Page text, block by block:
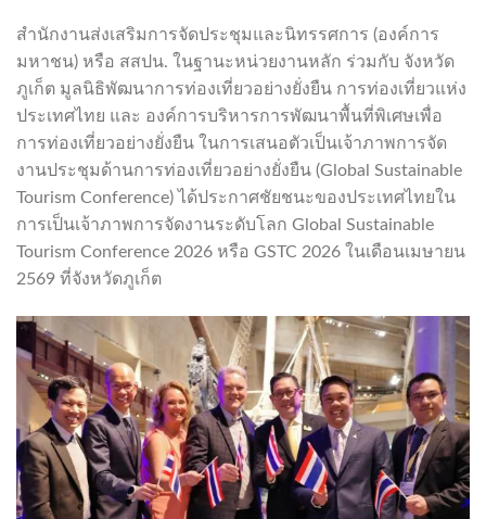
สำนักงานส่งเสริมการจัดประชุมและนิทรรศการ (องค์การ
มหาชน) หรือ สสปน. ในฐานะหน่วยงานหลัก ร่วมกับ จังหวัด
ภูเก็ต มูลนิธิพัฒนาการท่องเที่ยวอย่างยั่งยืน การท่องเที่ยวแห่ง
ประเทศไทย และ องค์การบริหารการพัฒนาพื้นที่พิเศษเพื่อ
การท่องเที่ยวอย่างยั่งยืน ในการเสนอตัวเป็นเจ้าภาพการจัด
งานประชุมด้านการท่องเที่ยวอย่างยั่งยืน (Global Sustainable
Tourism Conference) ได้ประกาศชัยชนะของประเทศไทยใน
การเป็นเจ้าภาพการจัดงานระดับโลก Global Sustainable
Tourism Conference 2026 หรือ GSTC 2026 ในเดือนเมษายน
2569 ที่จังหวัดภูเก็ต